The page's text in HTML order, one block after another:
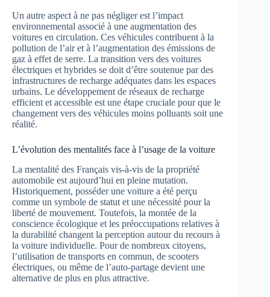
Un autre aspect à ne pas négliger est l’impact
environnemental associé à une augmentation des
voitures en circulation. Ces véhicules contribuent à la
pollution de l’air et à l’augmentation des émissions de
gaz à effet de serre. La transition vers des voitures
électriques et hybrides se doit d’être soutenue par des
infrastructures de recharge adéquates dans les espaces
urbains. Le développement de réseaux de recharge
efficient et accessible est une étape cruciale pour que le
changement vers des véhicules moins polluants soit une
réalité.
L’évolution des mentalités face à l’usage de la voiture
La mentalité des Français vis-à-vis de la propriété
automobile est aujourd’hui en pleine mutation.
Historiquement, posséder une voiture a été perçu
comme un symbole de statut et une nécessité pour la
liberté de mouvement. Toutefois, la montée de la
conscience écologique et les préoccupations relatives à
la durabilité changent la perception autour du recours à
la voiture individuelle. Pour de nombreux citoyens,
l’utilisation de transports en commun, de scooters
électriques, ou même de l’auto-partage devient une
alternative de plus en plus attractive.